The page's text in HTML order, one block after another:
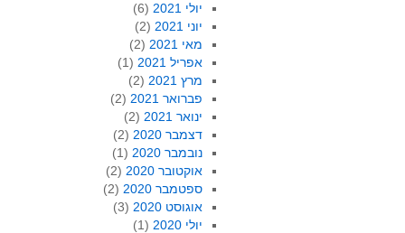
יולי 2021
(6)
יוני 2021
(2)
מאי 2021
(2)
אפריל 2021
(1)
מרץ 2021
(2)
פברואר 2021
(2)
ינואר 2021
(2)
דצמבר 2020
(2)
נובמבר 2020
(1)
אוקטובר 2020
(2)
ספטמבר 2020
(2)
אוגוסט 2020
(3)
יולי 2020
(1)